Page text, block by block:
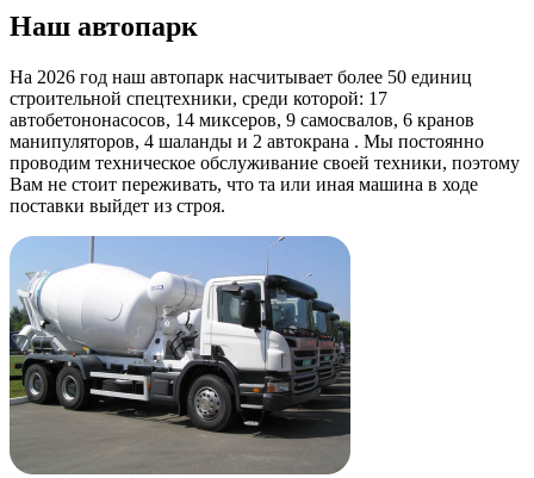
Наш автопарк
На 2026 год наш автопарк насчитывает более 50 единиц
строительной спецтехники, среди которой: 17
автобетононасосов, 14 миксеров, 9 самосвалов, 6 кранов
манипуляторов, 4 шаланды и 2 автокрана . Мы постоянно
проводим техническое обслуживание своей техники, поэтому
Вам не стоит переживать, что та или иная машина в ходе
поставки выйдет из строя.